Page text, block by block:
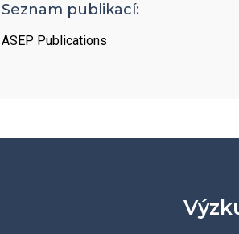
Veřejné zakázky
Seznam publikací:
ASEP Publications